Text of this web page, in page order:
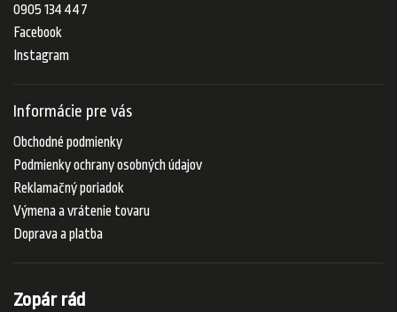
0905 134 447
Facebook
Instagram
Informácie pre vás
Obchodné podmienky
Podmienky ochrany osobných údajov
Reklamačný poriadok
Výmena a vrátenie tovaru
Doprava a platba
Zopár rád